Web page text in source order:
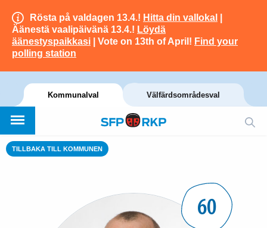
Rösta på valdagen 13.4.! Hitta din vallokal
Äänestä vaalipäivänä 13.4.! Löydä
äänestyspaikkasi | Vote on 13th of April! Find your
polling station
Kommunalval Välfärdsområdesval
TILLBAKA TILL KOMMUNEN
60